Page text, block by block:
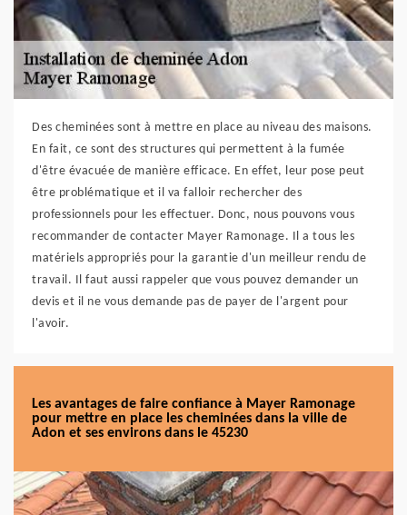
Des cheminées sont à mettre en place au niveau des maisons.
En fait, ce sont des structures qui permettent à la fumée
d'être évacuée de manière efficace. En effet, leur pose peut
être problématique et il va falloir rechercher des
professionnels pour les effectuer. Donc, nous pouvons vous
recommander de contacter Mayer Ramonage. Il a tous les
matériels appropriés pour la garantie d'un meilleur rendu de
travail. Il faut aussi rappeler que vous pouvez demander un
devis et il ne vous demande pas de payer de l'argent pour
l'avoir.
Les avantages de faire confiance à Mayer Ramonage
pour mettre en place les cheminées dans la ville de
Adon et ses environs dans le 45230